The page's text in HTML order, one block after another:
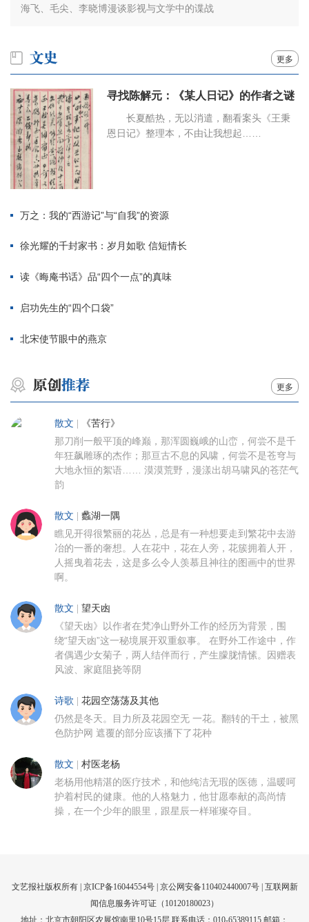
海飞、毛尖、李晓博漫谈影视与文学中的谍战
更多
寻找陈解元：《某人日记》的作者之谜
长夏酷热，无以消遣，翻看案头《王秉
恩日记》整理本，不由让我想起……
万之：我的“西游记”与“自我”的资源
徐光耀的千封家书：岁月如歌 信短情长
读《晦庵书话》品“四个一点”的真味
启功先生的“四个口袋”
北宋使节眼中的燕京
更多
散文 《苦行》
那刀削一般平顶的峰巅，那浑圆巍峨的山峦，何尝不是千
年狂飙雕琢的杰作；那亘古不息的风啸，何尝不是苍穹与
大地永恒的絮语…… 漠漠荒野，漫漾出胡马啸风的苍茫气
韵
散文 蠡湖一隅
瞧见开得很繁丽的花丛，总是有一种想要走到繁花中去游
冶的一番的奢想。人在花中，花在人旁，花簇拥着人开，
人摇曳着花去，这是多么令人羡慕且神往的图画中的世界
啊。
散文 望天凼
《望天凼》以作者在梵净山野外工作的经历为背景，围
绕“望天凼”这一秘境展开双重叙事。 在野外工作途中，作
者偶遇少女菊子，两人结伴而行，产生朦胧情愫。因赠表
风波、家庭阻挠等阴
诗歌 花园空荡荡及其他
仍然是冬天。目力所及花园空无 一花。翻转的干土，被黑
色防护网 遮覆的部分应该播下了花种
散文 村医老杨
老杨用他精湛的医疗技术，和他纯洁无瑕的医德，温暖呵
护着村民的健康。他的人格魅力，他甘愿奉献的高尚情
操，在一个少年的眼里，跟星辰一样璀璨夺目。
文艺报社版权所有 | 京ICP备16044554号| 京公网安备110402440007号 | 互联网新
闻信息服务许可证（10120180023）
地址：北京市朝阳区农展馆南里10号15层 联系电话：010-65389115 邮箱：